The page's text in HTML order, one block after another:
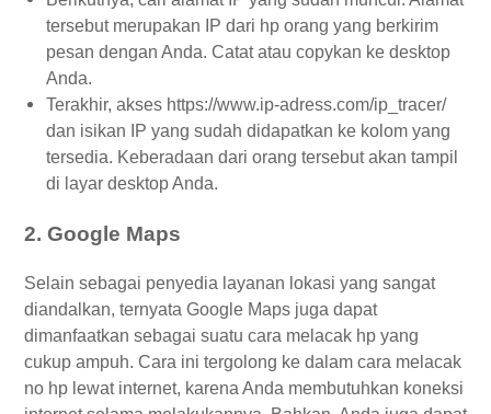
tersebut merupakan IP dari hp orang yang berkirim
pesan dengan Anda. Catat atau copykan ke desktop
Anda.
Terakhir, akses https://www.ip-adress.com/ip_tracer/
dan isikan IP yang sudah didapatkan ke kolom yang
tersedia. Keberadaan dari orang tersebut akan tampil
di layar desktop Anda.
2. Google Maps
Selain sebagai penyedia layanan lokasi yang sangat
diandalkan, ternyata Google Maps juga dapat
dimanfaatkan sebagai suatu cara melacak hp yang
cukup ampuh. Cara ini tergolong ke dalam cara melacak
no hp lewat internet, karena Anda membutuhkan koneksi